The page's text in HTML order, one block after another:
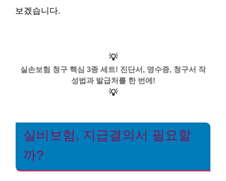
보겠습니다.
💡
실손보험 청구 핵심 3종 세트! 진단서, 영수증, 청구서 작
성법과 발급처를 한 번에!
💡
실비보험, 지급결의서 필요할
까?